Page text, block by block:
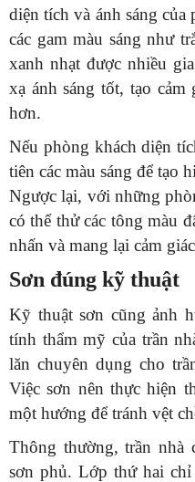
diện tích và ánh sáng
các gam màu sáng như
xanh nhạt được nhiều
xạ ánh sáng tốt, tạo
hơn.
Nếu phòng khách diện
tiên các màu sáng để tạo
Ngược lại, với những
có thể thử các tông màu
nhấn và mang lại cảm
Sơn đúng kỹ thuật
Kỹ thuật sơn cũng ảnh
tính thẩm mỹ của trần
lăn chuyên dụng cho
Việc sơn nên thực hiện
một hướng để tránh vệt
Thông thường, trần nhà
sơn phủ. Lớp thứ hai